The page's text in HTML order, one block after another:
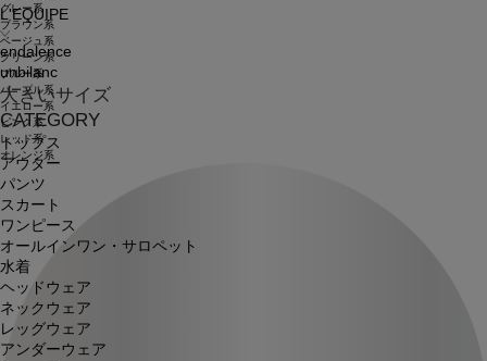
L'EQUIPE
endalence
unbilanc
大きいサイズ
CATEGORY
トップス
アウター
パンツ
スカート
ワンピース
オールインワン・サロペット
水着
ヘッドウェア
ネックウェア
レッグウェア
アンダーウェア
グレー系
ブラウン系
ベージュ系
グリーン系
ブルー系
パープル系
イエロー系
ピンク系
レッド系
オレンジ系